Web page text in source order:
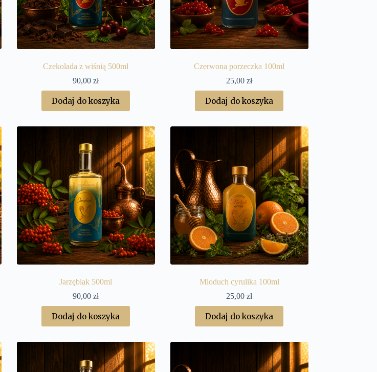
Czekolada z wiśnią 500ml
90,00zł
Dodaj do koszyka
Czerwona porzeczka 100ml
25,00zł
Dodaj do koszyka
Jarzębiak 500ml
90,00zł
Dodaj do koszyka
Mioduch cyrulika 100ml
25,00zł
Dodaj do koszyka